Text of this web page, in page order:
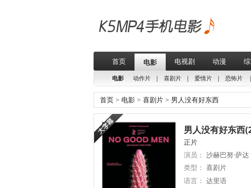
首页 电影 电视剧 动漫
电影 动作片 | 喜剧片 | 爱情片 | 恐怖片 |
首页 > 电影 > 喜剧片 > 男人没有好东西
男人没有好东西
正片
演员： 沙赫巴努·萨
类型： 喜剧片
语言： 达里语